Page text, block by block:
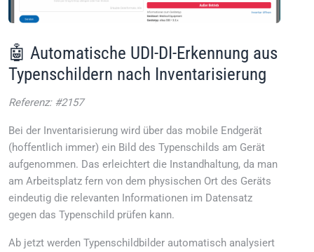
🤖 Automatische UDI-DI-Erkennung aus
Typenschildern nach Inventarisierung
Referenz: #2157
Bei der Inventarisierung wird über das mobile Endgerät
(hoffentlich immer) ein Bild des Typenschilds am Gerät
aufgenommen. Das erleichtert die Instandhaltung, da man
am Arbeitsplatz fern von dem physischen Ort des Geräts
eindeutig die relevanten Informationen im Datensatz
gegen das Typenschild prüfen kann.
Ab jetzt werden Typenschildbilder automatisch analysiert